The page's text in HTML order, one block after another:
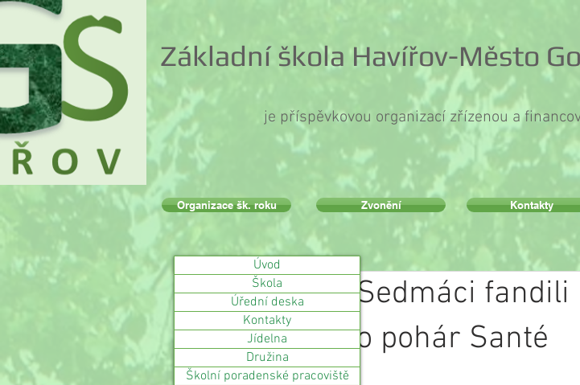
Základní škola Havířov-Město
je příspěvkovou organizací zřízenou a
Sedmáci fandili
o pohár Santé
Organizace šk. roku Zvonění Kontakty
Úvod
Škola
Úřední deska
Kontakty
Jídelna
Družina
Školní poradenské pracoviště